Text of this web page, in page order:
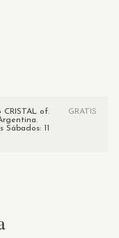
of.
Sábados: 11
GRATIS